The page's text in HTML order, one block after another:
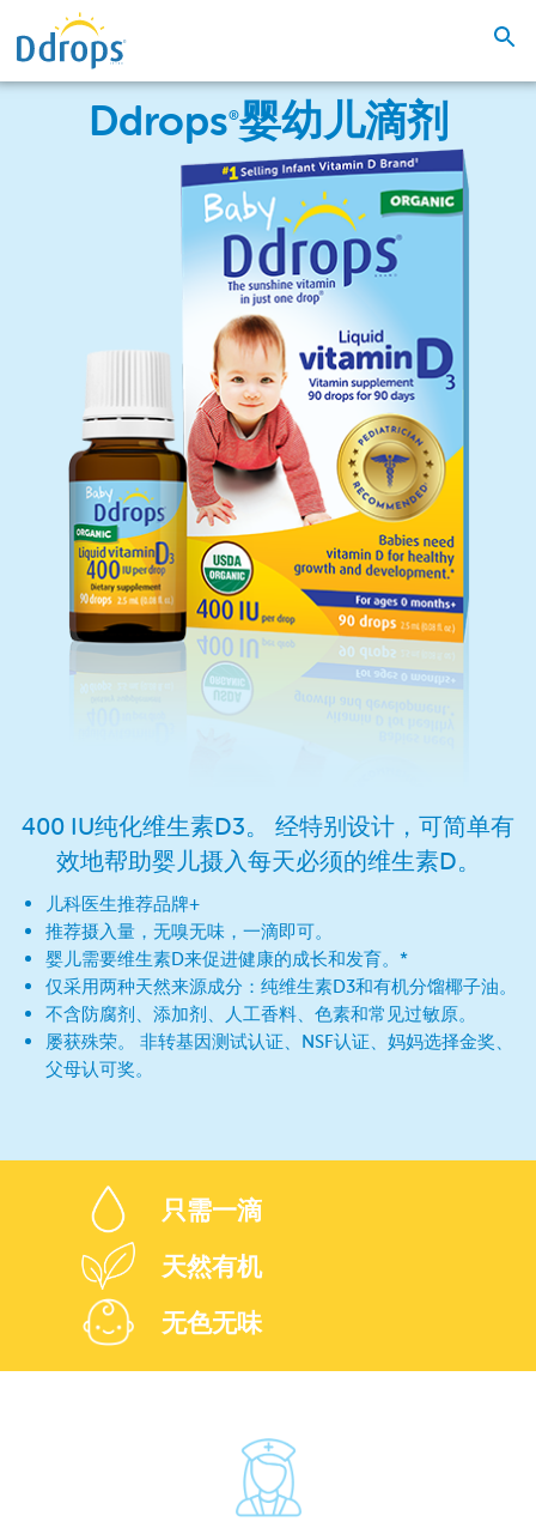
Ddrops®婴幼儿滴剂
400 IU纯化维生素D3。 经特别设计，可简单有
效地帮助婴儿摄入每天必须的维生素D。
儿科医生推荐品牌+
推荐摄入量，无嗅无味，一滴即可。
婴儿需要维生素D来促进健康的成长和发育。*
仅采用两种天然来源成分：纯维生素D3和有机分馏椰子油。
不含防腐剂、添加剂、人工香料、色素和常见过敏原。
屡获殊荣。 非转基因测试认证、NSF认证、妈妈选择金奖、
父母认可奖。
只需一滴
天然有机
无色无味